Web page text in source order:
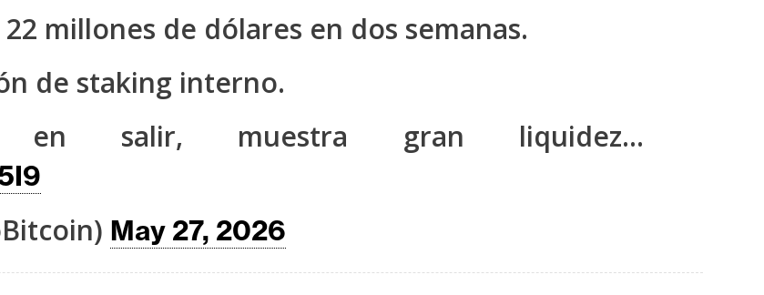
millones de dólares en dos semanas.
de staking interno.
en salir, muestra gran liquidez…
May 27, 2026